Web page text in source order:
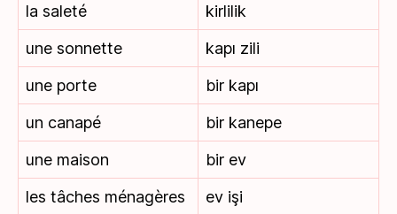
la saleté
kirlilik
une sonnette
kapı zili
une porte
bir kapı
un canapé
bir kanepe
une maison
bir ev
les tâches ménagères
ev işi